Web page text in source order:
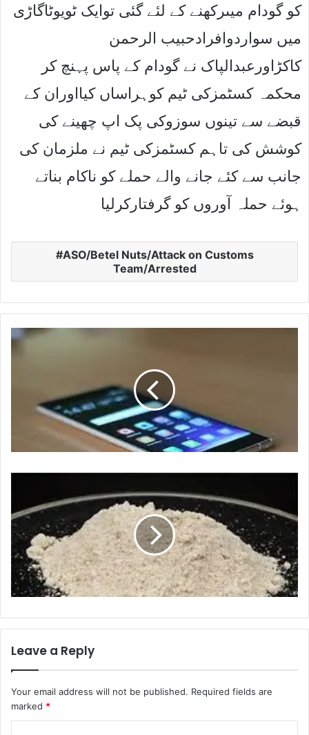
کو گودام میںرکھنے کے لئے گئی توایک ٹویوٹاگاڑی
میں سواردوافرادحبیب الرحمن
کاکڑاورعبدالپاک نے گودام کے پاس پہنچ کر
محکمہ کسٹمزکی ٹیم کوہراساں کیااوران کے
قبضے سے تینوں سوزوکی پک اپ چھینے کی
کوشش کی تاہم کسٹمزکی ٹیم نے ملزمان کی
جانب سے کئے جانے والے حملے کو ناکام بناتے
ہوئے حملہ آوروں کو گرفتارکرلیا
ASO/Betel Nuts/Attack on Customs
Team/Arrested
Leave a Reply
Your email address will not be published. Required fields are
marked *